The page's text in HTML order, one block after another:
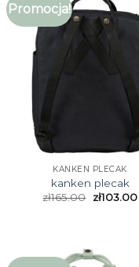
Promocja!
KANKEN PLECAK
kanken plecak
zł165.00 zł103.00